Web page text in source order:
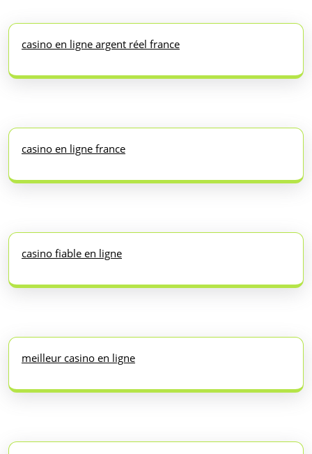
casino en ligne argent réel france
casino en ligne france
casino fiable en ligne
meilleur casino en ligne